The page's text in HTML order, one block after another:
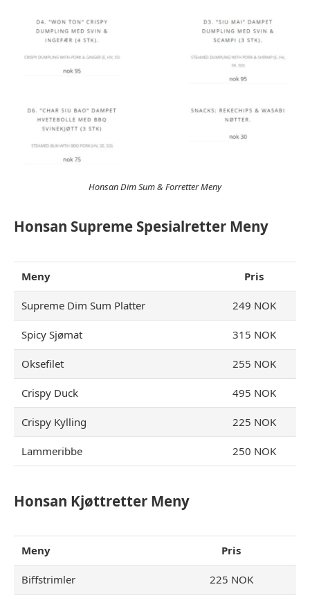
Honsan Dim Sum & Forretter Meny
Honsan Supreme Spesialretter Meny
Meny Pris
Supreme Dim Sum Platter 249 NOK
Spicy Sjømat 315 NOK
Oksefilet 255 NOK
Crispy Duck 495 NOK
Crispy Kylling 225 NOK
Lammeribbe 250 NOK
Honsan Kjøttretter Meny
Meny Pris
Biffstrimler 225 NOK